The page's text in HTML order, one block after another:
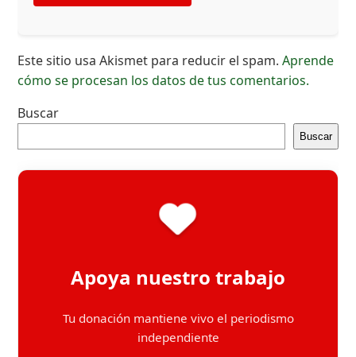
Este sitio usa Akismet para reducir el spam.Aprende
cómo se procesan los datos de tus comentarios.
Buscar
Buscar
Apoya nuestro trabajo
Tu donación mantiene vivo el periodismo
independiente